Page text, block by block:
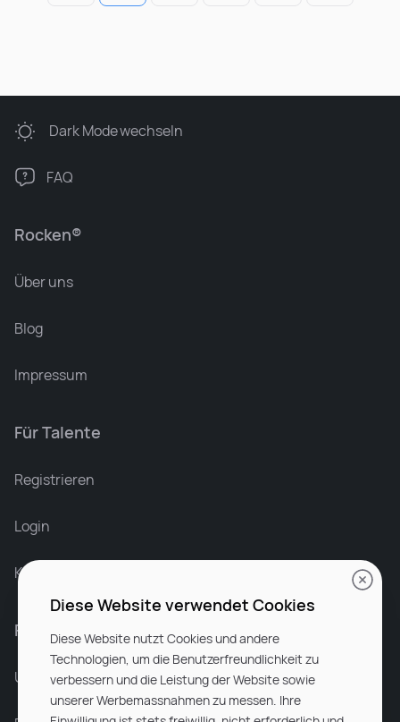
Rocken®
Über uns
Blog
Impressum
Für Talente
Registrieren
Login
Karriere bei Rocken
Für Unternehmen
Unsere Dienstleistungen
Dark Modewechseln
FAQ
Diese Website verwendet Cookies
Diese Website nutzt Cookies und andere
Technologien, um die Benutzerfreundlichkeit zu
verbessern und die Leistung der Website sowie
unserer Werbemassnahmen zu messen. Ihre